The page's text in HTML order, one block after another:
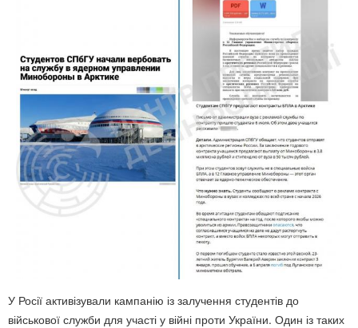
У Росії активізували кампанію із залучення студентів до
військової служби для участі у війні проти України. Один із таких